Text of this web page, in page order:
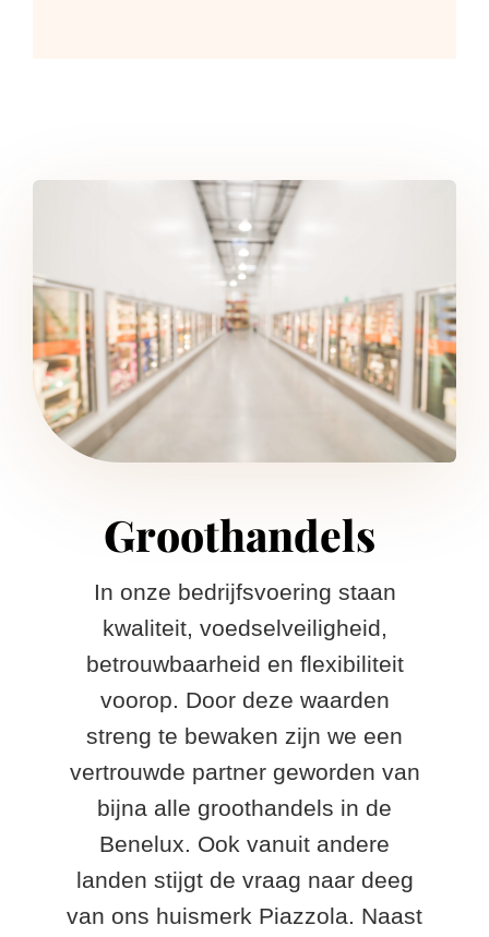
Groothandels ​
In onze bedrijfsvoering staan
kwaliteit, voedselveiligheid,
betrouwbaarheid en flexibiliteit
voorop. Door deze waarden
streng te bewaken zijn we een
vertrouwde partner geworden van
bijna alle groothandels in de
Benelux. Ook vanuit andere
landen stijgt de vraag naar deeg
van ons huismerk Piazzola. Naast